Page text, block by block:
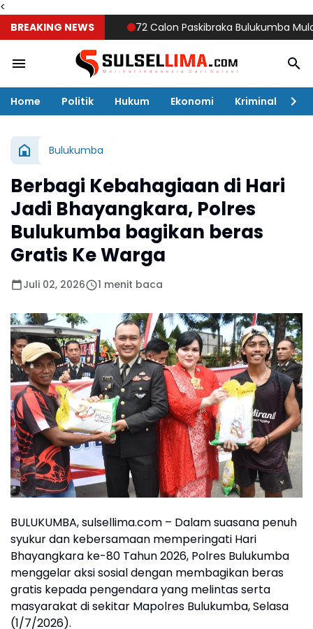
<
BREAKING NEWS
72 Calon Paskibraka Bulukumba Mulai
Home Politik Hukum Ekonomi Kriminal
Bulukumba
Berbagi Kebahagiaan di Hari
Jadi Bhayangkara, Polres
Bulukumba bagikan beras
Gratis Ke Warga
Juli 02, 2026 1 menit baca
BULUKUMBA, sulsellima.com – Dalam suasana penuh
syukur dan kebersamaan memperingati Hari
Bhayangkara ke-80 Tahun 2026, Polres Bulukumba
menggelar aksi sosial dengan membagikan beras
gratis kepada pengendara yang melintas serta
masyarakat di sekitar Mapolres Bulukumba, Selasa
(1/7/2026).